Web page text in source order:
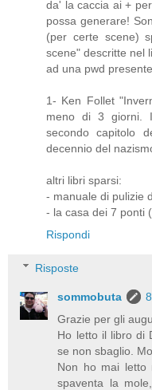
da' la caccia ai +
possa generare!
(per certe scene)
scene" descritte nel
ad una pwd
1- Ken Follet
meno di 3 giorni.
secondo capitolo
decennio del
altri libri sparsi:
- manuale di pulizie
- la casa dei 7 ponti
Rispondi
Risposte
sommobuta
Grazie per gli
Ho letto il libro di
se non sbaglio.
Non ho mai letto
spaventa la